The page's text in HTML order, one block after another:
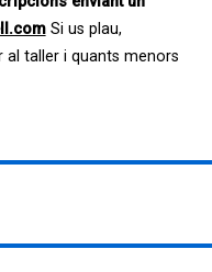
Si us plau,
al taller i quants menors